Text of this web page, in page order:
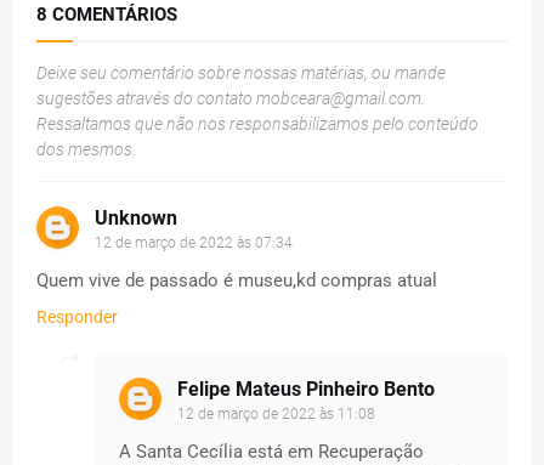
8 COMENTÁRIOS
Deixe seu comentário sobre nossas matérias, ou mande
sugestões através do contato mobceara@gmail.com
Ressaltamos que não nos responsabilizamos pelo conteúdo
dos mesmos.
Unknown
12 de março de 2022 às 07:34
Quem vive de passado é museu,kd compras atual
Responder
Felipe Mateus Pinheiro Bento
12 de março de 2022 às 11:08
A Santa Cecília está em Recuperação